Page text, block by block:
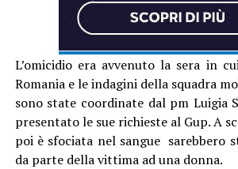
L’omicidio era avvenuto la sera in
Romania e le indagini della squadra
sono state coordinate dal pm Luigia
presentato le sue richieste al Gup. A
poi è sfociata nel sangue sarebbero
da parte della vittima ad una donna.